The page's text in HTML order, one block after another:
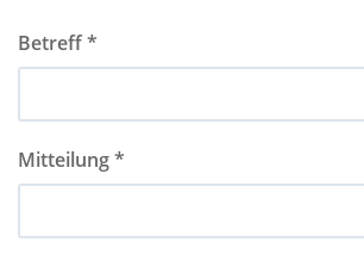
Betreff *
Mitteilung *